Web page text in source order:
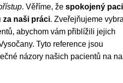
. Věříme, že spokojený
za naši práci. Zveřejňujeme
abychom vám přiblížili jejich
Tyto reference jsou
názory našich pacientů na